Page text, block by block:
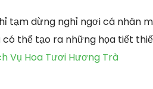
tạm dừng nghỉ ngơi cá nhân
thể tạo ra những họa tiết
Vụ Hoa Tươi Hương Trà